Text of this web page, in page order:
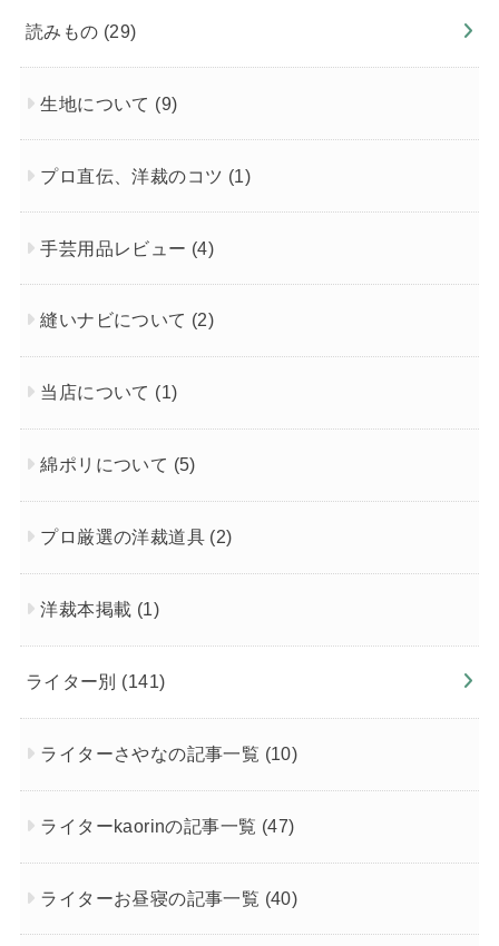
読みもの (29)
生地について (9)
プロ直伝、洋裁のコツ (1)
手芸用品レビュー (4)
縫いナビについて (2)
当店について (1)
綿ポリについて (5)
プロ厳選の洋裁道具 (2)
洋裁本掲載 (1)
ライター別 (141)
ライターさやなの記事一覧 (10)
ライターkaorinの記事一覧 (47)
ライターお昼寝の記事一覧 (40)